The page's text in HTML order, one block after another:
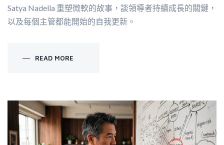
Satya Nadella 重塑微軟的故事，談領導者持續成長的關鍵，
以及每個主管都能開始的自我更新。
READ MORE